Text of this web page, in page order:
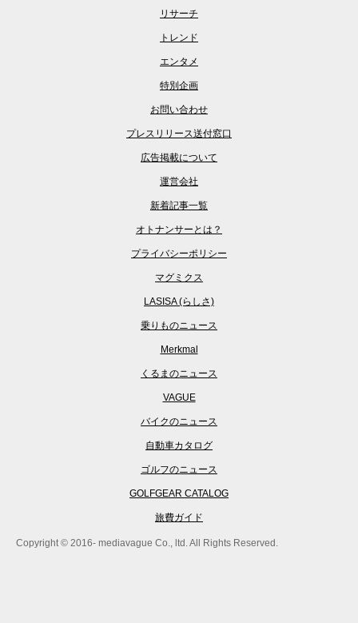
リサーチ
トレンド
エンタメ
特別企画
お問い合わせ
プレスリリース送付窓口
広告掲載について
運営会社
新着記事一覧
オトナンサーとは？
プライバシーポリシー
マグミクス
LASISA (らしさ)
乗りものニュース
Merkmal
くるまのニュース
VAGUE
バイクのニュース
自動車カタログ
ゴルフのニュース
GOLFGEAR CATALOG
旅費ガイド
Copyright © 2016- mediavague Co., ltd. All Rights Reserved.